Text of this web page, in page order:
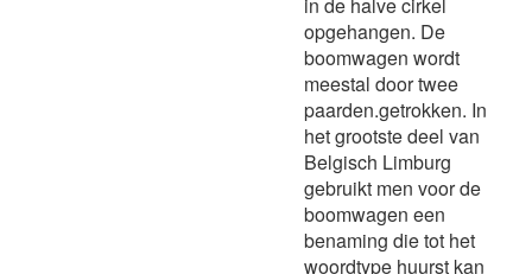
opgehangen. De
boomwagen wordt
meestal door twee
paarden.getrokken. In
het grootste deel van
Belgisch Limburg
gebruikt men voor de
boomwagen een
benaming die tot het
woordtype huurst kan